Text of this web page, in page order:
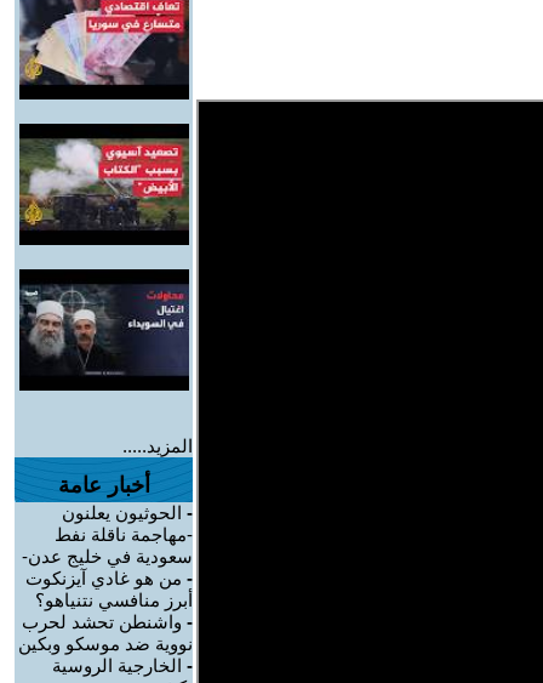
المزيد.....
أخبار عامة
- الحوثيون يعلنون
-مهاجمة ناقلة نفط
سعودية في خليج عدن-
- من هو غادي آيزنكوت
أبرز منافسي نتنياهو؟
- واشنطن تحشد لحرب
نووية ضد موسكو وبكين
- الخارجية الروسية